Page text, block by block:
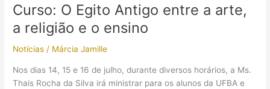
os
primórdios
cinema
Curso: O Egito Antigo entre a arte,
a religião e o ensino
Notícias / Márcia Jamille
Nos dias 14, 15 e 16 de julho, durante diversos horários, a Ms.
Thais Rocha da Silva irá ministrar para os alunos da UFBA e